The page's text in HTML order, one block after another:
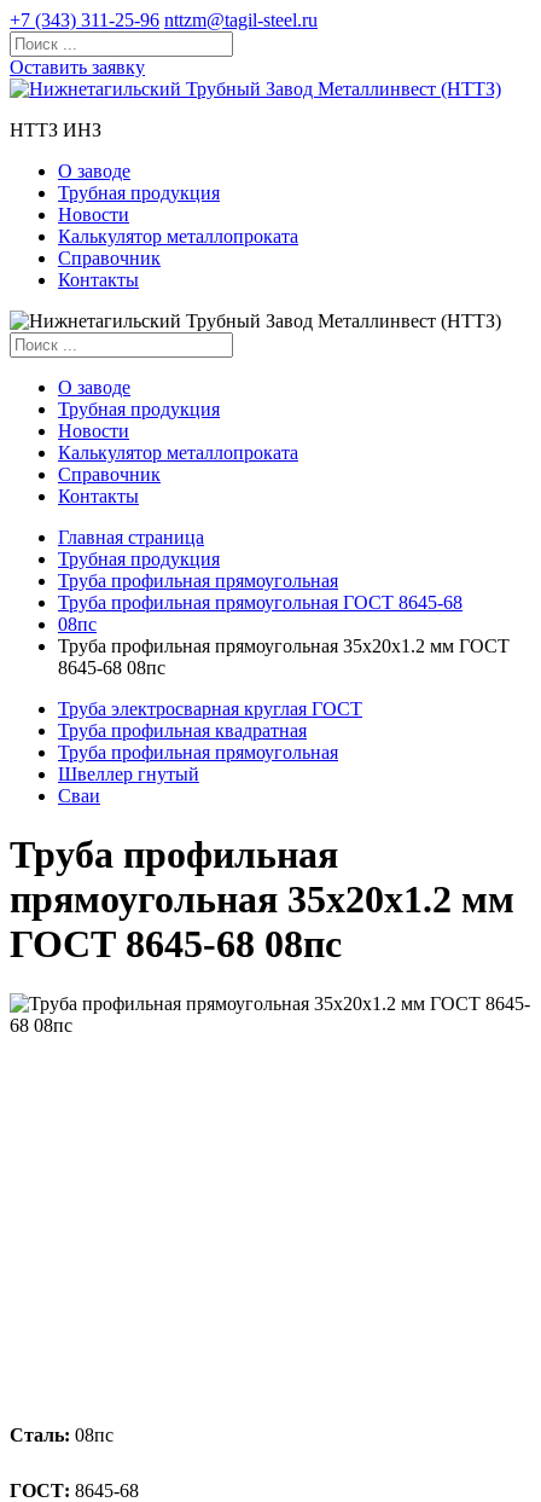
+7 (343) 311-25-96 nttzm@tagil-steel.ru
Оставить заявку
НТТЗ ИНЗ
О заводе
Трубная продукция
Новости
Калькулятор металлопроката
Справочник
Контакты
О заводе
Трубная продукция
Новости
Калькулятор металлопроката
Справочник
Контакты
Главная страница
Трубная продукция
Труба профильная прямоугольная
Труба профильная прямоугольная ГОСТ 8645-68
08пс
Труба профильная прямоугольная 35x20x1.2 мм ГОСТ
8645-68 08пс
Труба электросварная круглая ГОСТ
Труба профильная квадратная
Труба профильная прямоугольная
Швеллер гнутый
Сваи
Труба профильная
прямоугольная 35x20x1.2 мм
ГОСТ 8645-68 08пс
Сталь: 08пс
ГОСТ: 8645-68